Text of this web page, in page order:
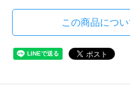
この商品につ